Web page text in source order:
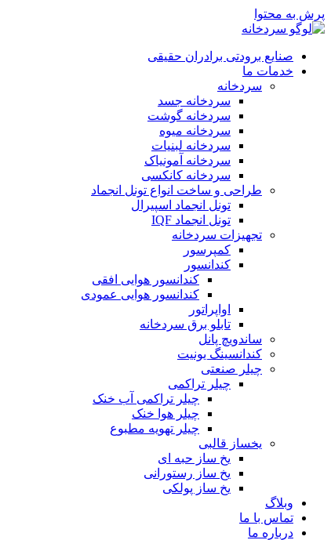
پرش به محتوا
صنایع برودتی برادران حقیقی
خدمات ما
سردخانه
سردخانه جسد
سردخانه گوشت
سردخانه میوه
سردخانه لبنیات
سردخانه آمونیاک
سردخانه کانکسی
طراحی و ساخت انواع تونل انجماد
تونل انجماد اسپیرال
تونل انجماد IQF
تجهیزات سردخانه
کمپرسور
کندانسور
کندانسور هوایی افقی
کندانسور هوایی عمودی
اواپراتور
تابلو برق سردخانه
ساندویچ پانل
کندانسینگ یونیت
چیلر صنعتی
چیلر تراکمی
چیلر تراکمی آب خنک
چیلر هوا خنک
چیلر تهویه مطبوع
یخساز قالبی
یخ ساز حبه ای
یخ ساز رستورانی
یخ ساز پولکی
وبلاگ
تماس با ما
درباره ما